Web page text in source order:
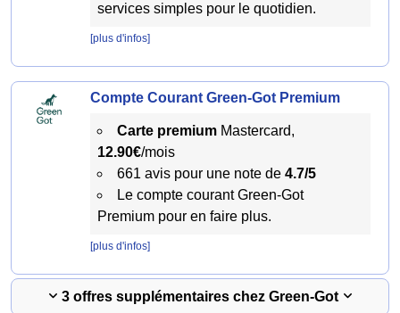
services simples pour le quotidien.
[plus d'infos]
Compte Courant Green-Got Premium
Carte premiumMastercard,
12.90€/mois
661 avis pour une note de 4.7/5
Le compte courant Green-Got
Premium pour en faire plus.
[plus d'infos]
3 offres supplémentaires chez Green-Got